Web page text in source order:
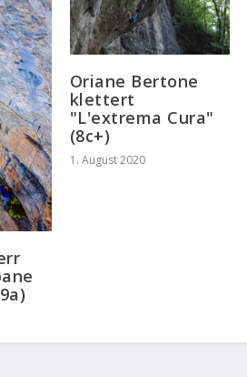
Oriane Bertone
klettert
"L'extrema Cura"
(8c+)
1. August 2020